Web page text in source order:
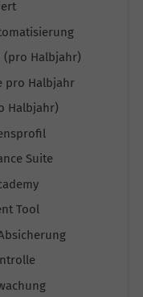
(pro Halbjahr)
pro Halbjahr
Halbjahr)
Suite
Tool